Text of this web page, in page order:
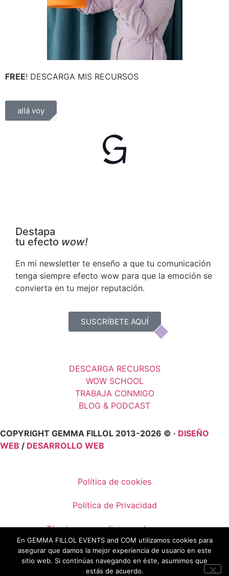
FREE! DESCARGA MIS RECURSOS
allá voy
Destapa
tu efecto wow!
En mi newsletter te enseño a que tu comunicación
tenga siempre efecto wow para que la emoción se
convierta en tu mejor reputación.
SUSCRÍBETE AQUÍ
DESCARGA RECURSOS
WOW SCHOOL
TRABAJA CONMIGO
BLOG & PODCAST
COPYRIGHT GEMMA FILLOL 2013-2026 © · DISEÑO
WEB / DESARROLLO WEB
Política de cookies
Política de Privacidad
Términos y condiciones de compra
Condiciones de venta
En GEMMA FILLOL EVENTS and COM utilizamos cookies para
asegurar que damos la mejor experiencia de usuario en este
sitio web. Si continúas navegando en éste, asumimos que
estás de acuerdo.